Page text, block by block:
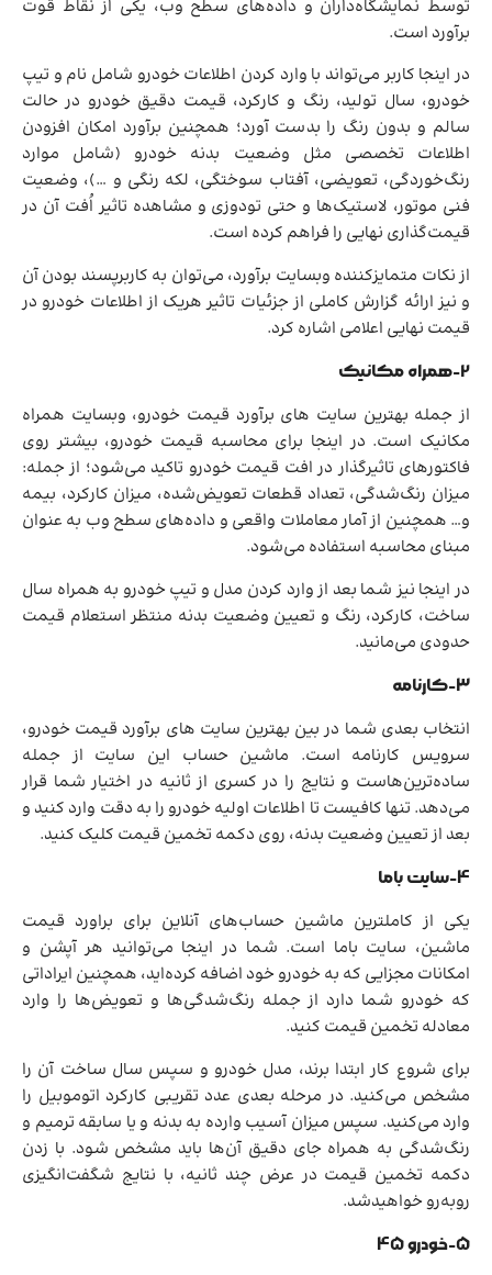
توسط نمایشگاه‌داران و داده‌های سطح وب، یکی از نقاط قوت
برآورد است.
در اینجا کاربر می‌تواند با وارد کردن اطلاعات خودرو شامل نام و تیپ
خودرو، سال تولید، رنگ و کارکرد، قیمت دقیق خودرو در حالت
سالم و بدون رنگ را بدست آورد؛ همچنین برآورد امکان افزودن
اطلاعات تخصصی مثل وضعیت بدنه خودرو (شامل موارد
رنگ‌خوردگی، تعویضی، آفتاب سوختگی، لکه رنگی و …)، وضعیت
فنی موتور، لاستیک‌ها و حتی تودوزی و مشاهده تاثیر اُفت آن در
قیمت‌گذاری نهایی را فراهم کرده است.
از نکات متمایزکننده وبسایت برآورد، می‌توان به کاربرپسند بودن آن
و نیز ارائه گزارش کاملی از جزئیات تاثیر هریک از اطلاعات خودرو در
قیمت نهایی اعلامی اشاره کرد.
2-همراه مکانیک
از جمله بهترین سایت های برآورد قیمت خودرو، وبسایت همراه
مکانیک است. در اینجا برای محاسبه قیمت خودرو، بیشتر روی
فاکتورهای تاثیرگذار در افت قیمت خودرو تاکید می‌شود؛ از جمله:
میزان رنگ‌شدگی، تعداد قطعات تعویض‌شده، میزان کارکرد، بیمه
و… همچنین از آمار معاملات واقعی و داده‌های سطح وب به عنوان
مبنای محاسبه استفاده می‌شود.
در اینجا نیز شما بعد از وارد کردن مدل و تیپ خودرو به همراه سال
ساخت، کارکرد، رنگ و تعیین وضعیت بدنه منتظر استعلام قیمت
حدودی می‌مانید.
3-کارنامه
انتخاب بعدی شما در بین بهترین سایت های برآورد قیمت خودرو،
سرویس کارنامه است. ماشین حساب این سایت از جمله
ساده‌ترین‌هاست و نتایج را در کسری از ثانیه در اختیار شما قرار
می‌دهد. تنها کافیست تا اطلاعات اولیه خودرو را به دقت وارد کنید و
بعد از تعیین وضعیت بدنه، روی دکمه تخمین قیمت کلیک کنید.
4-سایت باما
یکی از کاملترین ماشین حساب‌های آنلاین برای براورد قیمت
ماشین، سایت باما است. شما در اینجا می‌توانید هر آپشن و
امکانات مجزایی که به خودرو خود اضافه کرده‌اید، همچنین ایراداتی
که خودرو شما دارد از جمله رنگ‌شدگی‌ها و تعویض‌ها را وارد
معادله تخمین قیمت کنید.
برای شروع کار ابتدا برند، مدل خودرو و سپس سال ساخت آن را
مشخص می‌کنید. در مرحله بعدی عدد تقریبی کارکرد اتوموبیل را
وارد می‌کنید. سپس میزان آسیب وارده به بدنه و یا سابقه ترمیم و
رنگ‌شدگی به همراه جای دقیق آن‌ها باید مشخص شود. با زدن
دکمه تخمین قیمت در عرض چند ثانیه، با نتایج شگفت‌انگیزی
روبه‌رو خواهیدشد.
5-خودرو 45